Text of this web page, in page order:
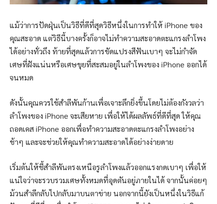
แม้ว่าการปัดฝุ่นเป็นวิธีที่ดีที่สุดวิธีหนึ่งในการทำให้ iPhone ของ
คุณสะอาด แต่วิธีนี้บางครั้งก็อาจไม่ทำความสะอาดตะแกรงลำโพง
ได้อย่างทั่วถึง ท้ายที่สุดแล้วการขัดแปรงสีฟันเบาๆ จะไม่กำจัด
เศษที่ฝังแน่นหรือเศษขุยที่สะสมอยู่ในลำโพงของ iPhone ออกได้
จนหมด
ดังนั้นคุณควรใช้สำลีพันก้านเพื่อเจาะลึกยิ่งขึ้นโดยไม่ต้องกังวลว่า
ลำโพงของ iPhone จะเสียหาย เพื่อให้ได้ผลลัพธ์ที่ดีที่สุด ให้คุณ
ถอดเคส iPhone ออกเพื่อทำความสะอาดตะแกรงลำโพงอย่าง
ช้าๆ และจะช่วยให้คุณทำความสะอาดได้อย่างง่ายดาย
เริ่มต้นให้ชี้สำลีพันตรงเหนือรูลำโพงแล้วออกแรงกดเบาๆ เพื่อให้
แน่ใจว่าจะรวบรวมเศษทั้งหมดที่อุดตันอยู่ภายในได้ จากนั้นค่อยๆ
ม้วนสำลีกลับไปกลับมาบนตาข่าย นอกจากนี้ยังเป็นหนึ่งในวิธีแก้